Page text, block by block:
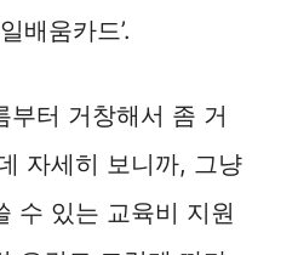
배움카드’.
부터 거창해서 좀 거
자세히 보니까, 그냥
수 있는 교육비 지원